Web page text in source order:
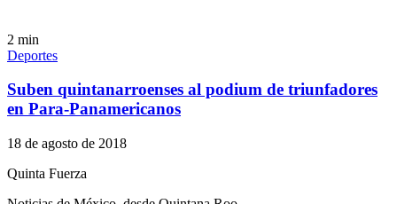
2 min
Deportes
Suben quintanarroenses al podium de triunfadores
en Para-Panamericanos
18 de agosto de 2018
Quinta Fuerza